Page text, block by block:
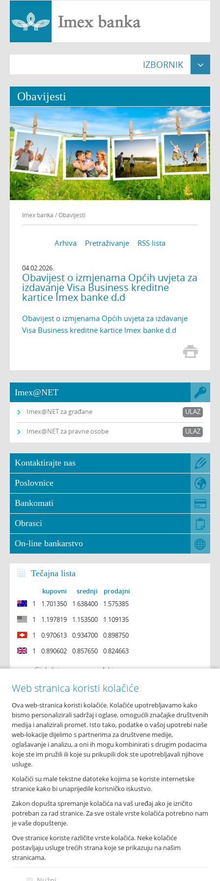
IZBORNIK 
Naslovna
Građani 
Pravne osobe 
Poslovnice
O nama 
Nekretnine
Obavijesti
Imex banka /Obavijesti
Arhiva Pretraživanje RSS lista
04.02.2026.
Obavijest o izmjenama Općih uvjeta za
izdavanje Visa Business kreditne
kartice Imex banke d.d
Obavijest o izmjenama Općih uvjeta za izdavanje
Visa Business kreditne kartice Imex banke d.d
Imex@NET
Imex@NET za građane ULAZ
Imex@NET za pravne osobe ULAZ
Kontaktirajte nas
Poslovnice
Bankomati
Obrasci
On-line bankarstvo
Tečajna lista
kupovni srednji
prodajni
1
1.701350 1.638400
1.575385
1
1.197819 1.153500
1.109135
1
0.970613 0.934700
0.898750
1
0.890602 0.857650 0.824663
Cijela lista Arhiva
O nama
Osnovni podaci
Podružnice i poslovnice
Bankomati
Financijska izvješća
Novosti
Imex banka d.d.
Tolstojeva 6, 21 000 Split
F: +385 021 345 588
info@imexbanka.hr
Info telefon
072 24 24 23
Web stranica koristi kolačiće
Ova web-stranica koristi kolačiće. Kolačiće upotrebljavamo kako
bismo personalizirali sadržaj i oglase, omogućili značajke društvenih
medija i analizirali promet. Isto tako, podatke o vašoj upotrebi naše
web-lokacije dijelimo s partnerima za društvene medije,
oglašavanje i analizu, a oni ih mogu kombinirati s drugim podacima
koje ste im pružili ili koje su prikupili dok ste upotrebljavali njihove
usluge.
Kolačići su male tekstne datoteke kojima se koriste internetske
stranice kako bi unaprijedile korisničko iskustvo.
Zakon dopušta spremanje kolačića na vaš uređaj ako je izričito
potreban za rad stranice. Za sve ostale vrste kolačića potrebno nam
je vaše dopuštenje.
Ove stranice koriste različite vrste kolačića. Neke kolačiće
postavljaju usluge trećih strana koje se prikazuju na našim
stranicama.